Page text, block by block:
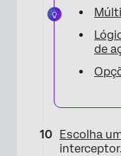
de
Escolha
interceptor.